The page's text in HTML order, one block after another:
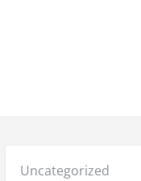
Posted
Uncategorized